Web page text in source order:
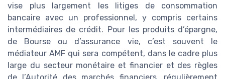
vise plus largement les litiges de consommation
bancaire avec un professionnel, y compris certains
intermédiaires de crédit. Pour les produits d’épargne,
de Bourse ou d’assurance vie, c’est souvent le
médiateur AMF qui sera compétent, dans le cadre plus
large du secteur monétaire et financier et des règles
de l’Autorité des marchés financiers, régulièrement